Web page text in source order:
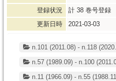
登録状況 計 38 巻号登録
更新日時
2021-03-03
n.101 (2011.08) - n.118
n.57 (1989.09) - n.100
n.11 (1966.09) - n.55